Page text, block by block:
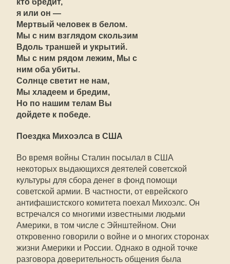
кто бредит,
я или он —
Мертвый человек в белом.
Мы с ним взглядом скользим
Вдоль траншей и укрытий.
Мы с ним рядом лежим, Мы с
ним оба убиты.
Солнце светит не нам,
Мы хладеем и бредим,
Но по нашим телам Вы
дойдете к победе.
Поездка Михоэлса в США
Во время войны Сталин посылал в США
некоторых выдающихся деятелей советской
культуры для сбора денег в фонд помощи
советской армии. В частности, от еврейского
антифашистского комитета поехал Михоэлс. Он
встречался со многими известными людьми
Америки, в том числе с Эйнштейном. Они
откровенно говорили о войне и о многих сторонах
жизни Америки и России. Однако в одной точке
разговора доверительность общения была